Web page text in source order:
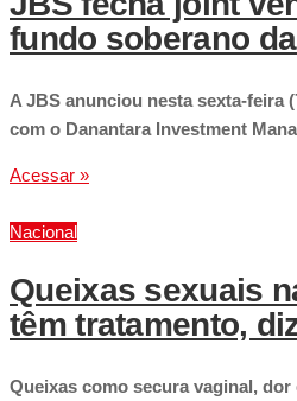
fundo soberano
A JBS anunciou nesta sexta-feira
com o Danantara Investment
Acessar »
Nacional
Queixas sexuais
têm tratamento,
Queixas como secura vaginal,